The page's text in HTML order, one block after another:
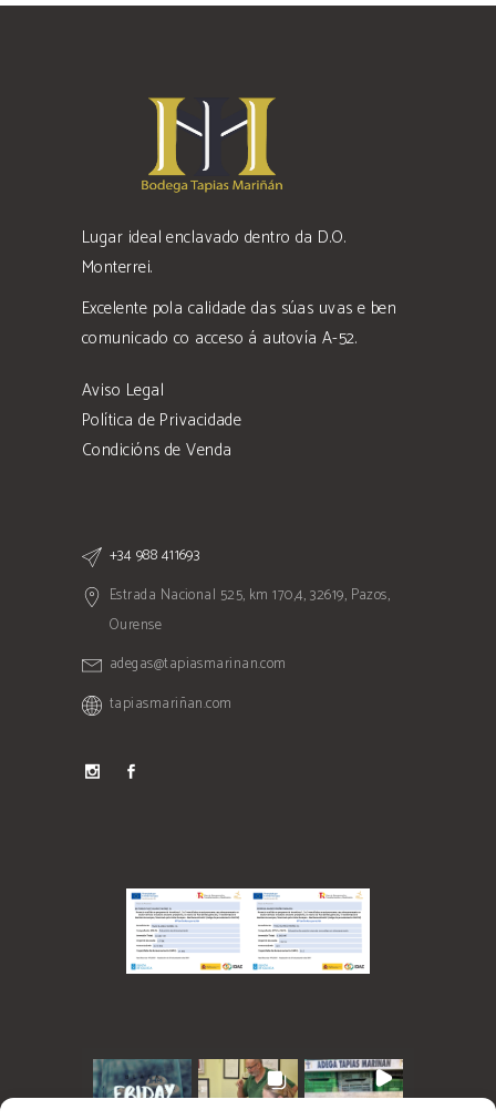
Lugar ideal enclavado dentro da D.O.
Monterrei.
Excelente pola calidade das súas uvas e ben
comunicado co acceso á autovía A-52.
Aviso Legal
Política de Privacidade
Condicións de Venda
+34 988 411693
Estrada Nacional 525, km 170,4, 32619, Pazos,
Ourense
adegas@tapiasmarinan.com
tapiasmariñan.com